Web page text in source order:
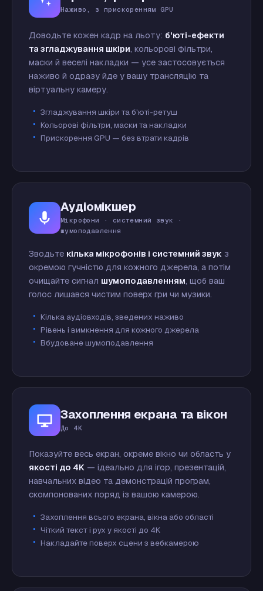
Наживо, з прискоренням GPU
Доводьте кожен кадр на льоту: б'юті-ефекти
та згладжування шкіри, кольорові фільтри,
маски й веселі накладки — усе застосовується
наживо й одразу йде у вашу трансляцію та
віртуальну камеру.
Згладжування шкіри та б'юті-ретуш
Кольорові фільтри, маски та накладки
Прискорення GPU — без втрати кадрів
Аудіомікшер
Мікрофони · системний звук ·
шумоподавлення
Зводьте кілька мікрофонів і системний звук з
окремою гучністю для кожного джерела, а потім
очищайте сигнал шумоподавленням, щоб ваш
голос лишався чистим поверх гри чи музики.
Кілька аудіовходів, зведених наживо
Рівень і вимкнення для кожного джерела
Вбудоване шумоподавлення
Захоплення екрана та вікон
До 4K
Показуйте весь екран, окреме вікно чи область у
якості до 4K — ідеально для ігор, презентацій,
навчальних відео та демонстрацій програм,
скомпонованих поряд із вашою камерою.
Захоплення всього екрана, вікна або області
Чіткий текст і рух у якості до 4K
Накладайте поверх сцени з вебкамерою